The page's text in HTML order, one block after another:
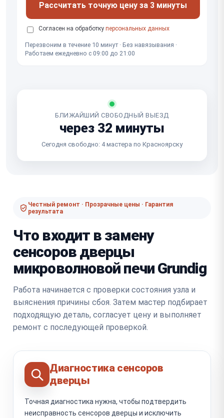
Рассчитать точную цену за 3 минуты
Согласен на обработку персональных данных
Перезвоним в течение 10 минут · Без навязывания ·
Работаем ежедневно с 09:00 до 21:00
БЛИЖАЙШИЙ СВОБОДНЫЙ ВЫЕЗД
через 32 минуты
Сегодня свободно: 4 мастера по Красноярску
Честный ремонт · Прозрачные цены · Гарантия
результата
Что входит в замену
сенсоров дверцы
микроволновой печи Grundig
Работа начинается с проверки состояния узла и
выяснения причины сбоя. Затем мастер подбирает
подходящую деталь, согласует цену и выполняет
ремонт с последующей проверкой.
Диагностика сенсоров
дверцы
Точная диагностика нужна, чтобы подтвердить
неисправность сенсоров дверцы и исключить